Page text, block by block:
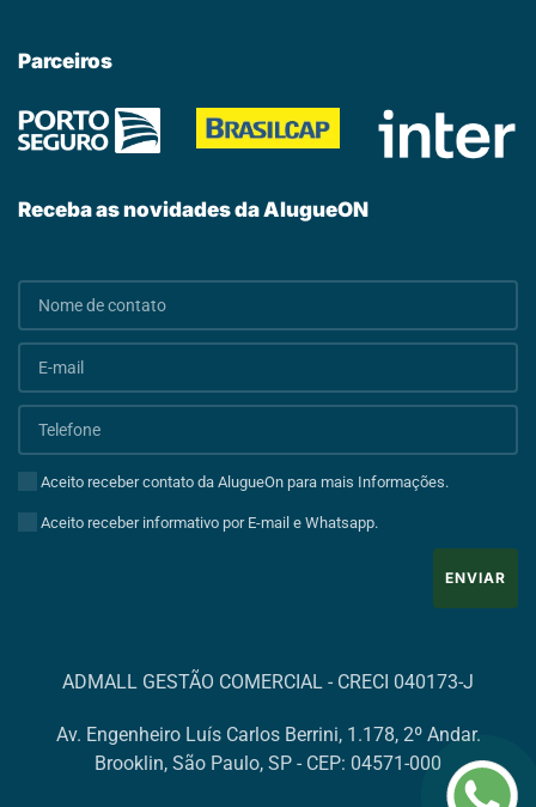
Parceiros
Receba as novidades da AlugueON
Aceito receber contato da AlugueOn para mais Informações.
Aceito receber informativo por E-mail e Whatsapp.
ENVIAR
ADMALL GESTÃO COMERCIAL - CRECI 040173-J
Av. Engenheiro Luís Carlos Berrini, 1.178, 2º Andar.
Brooklin, São Paulo, SP - CEP: 04571-000